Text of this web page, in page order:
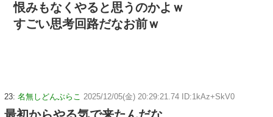
恨みもなくやると思うのかよｗ
すごい思考回路だなお前ｗ
23: 名無しどんぶらこ 2025/12/05(金) 20:29:21.74 ID:1kAz+SkV0